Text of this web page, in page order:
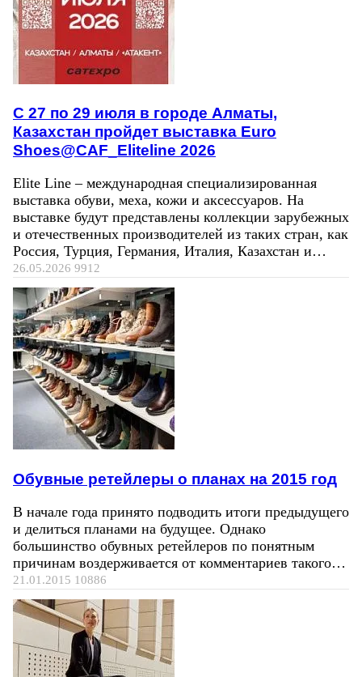
C 27 по 29 июля в городе Алматы,
Казахстан пройдет выставка Euro
Shoes@CAF_Eliteline 2026
Elite Line – международная специализированная
выставка обуви, меха, кожи и аксессуаров. На
выставке будут представлены коллекции зарубежных
и отечественных производителей из таких стран, как
Россия, Турция, Германия, Италия, Казахстан и…
26.05.2026 9912
Обувные ретейлеры о планах на 2015 год
В начале года принято подводить итоги предыдущего
и делиться планами на будущее. Однако
большинство обувных ретейлеров по понятным
причинам воздерживается от комментариев такого…
21.01.2015 10886